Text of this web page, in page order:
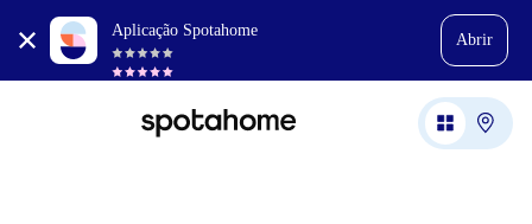
Aplicação Spotahome
Abrir